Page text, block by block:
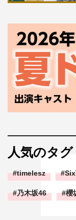
人気のタグ
timelesz
乃木坂46 櫻